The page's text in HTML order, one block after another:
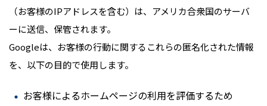
（お客様のIPアドレスを含む）は、アメリカ合衆国のサーバ
ーに送信、保管されます。
Googleは、お客様の行動に関するこれらの匿名化された情報
を、以下の目的で使用します。
お客様によるホームページの利用を評価するため